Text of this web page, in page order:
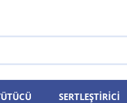
SERTLEŞTIRICI